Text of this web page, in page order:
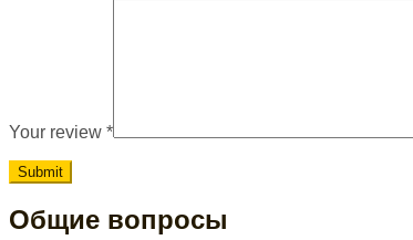
Your review *
Общие вопросы